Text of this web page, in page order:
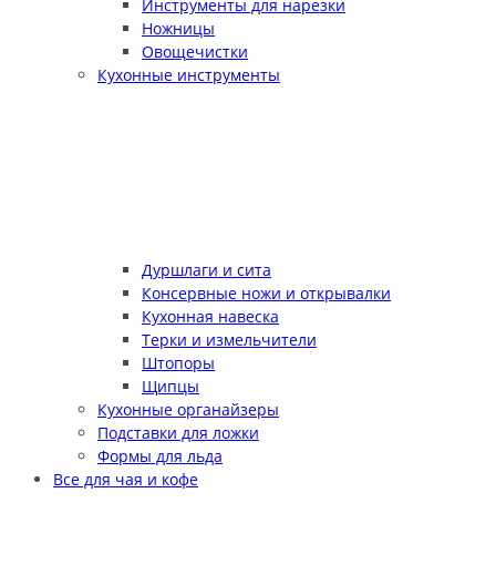
Инструменты для нарезки
Ножницы
Овощечистки
Кухонные инструменты
Дуршлаги и сита
Консервные ножи и открывалки
Кухонная навеска
Терки и измельчители
Штопоры
Щипцы
Кухонные органайзеры
Подставки для ложки
Формы для льда
Все для чая и кофе